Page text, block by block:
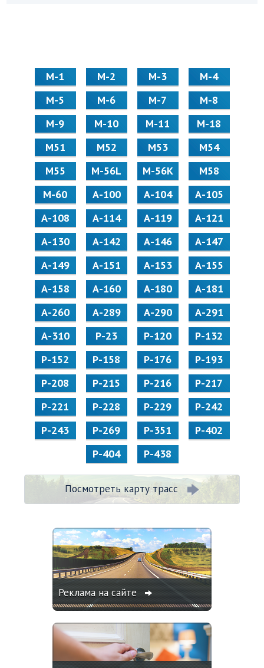
М-1 М-2 М-3
М-4
М-5
М-6 М-7
М-8
М-9
М-10 М-11
М-18
М51
М52 М53
М54
М55
M-56L M-56K
М58
M-60
А-100 А-104
А-105
А-108
А-114 А-119
А-121
А-130
А-142 А-146
А-147
А-149
А-151 А-153
А-155
А-158
А-160 А-180
А-181
А-260
А-289 А-290
А-291
А-310
Р-23 Р-120
Р-132
Р-152
Р-158 Р-176
Р-193
Р-208
Р-215 Р-216
Р-217
Р-221
Р-228 Р-229
Р-242
Р-243
Р-269 Р-351
Р-402
Р-404
Р-438
Посмотреть карту трасс
Реклама на сайте